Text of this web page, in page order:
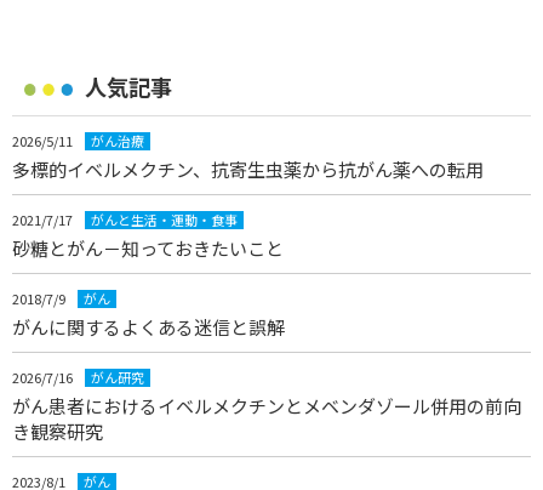
人気記事
2026/5/11 がん治療
多標的イベルメクチン、抗寄生虫薬から抗がん薬への転用
2021/7/17 がんと生活・運動・食事
砂糖とがん－知っておきたいこと
2018/7/9 がん
がんに関するよくある迷信と誤解
2026/7/16 がん研究
がん患者におけるイベルメクチンとメベンダゾール併用の前向
き観察研究
2023/8/1 がん